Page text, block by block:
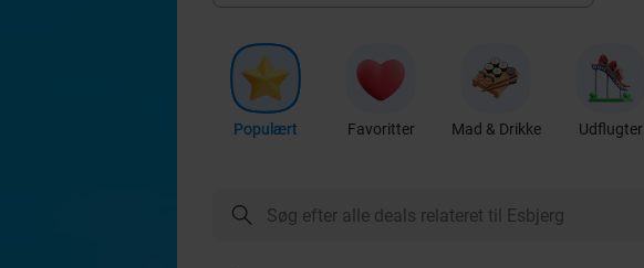
Populært Favoritter Mad & Drikke Udflugter